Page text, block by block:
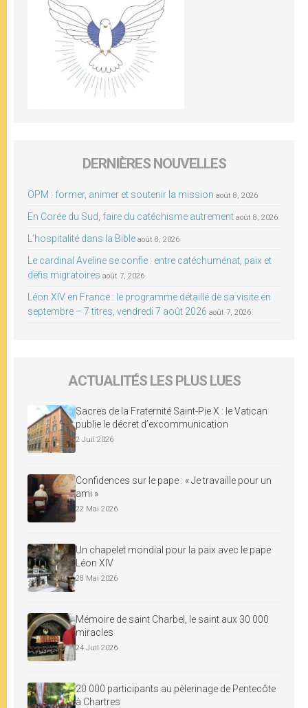
DERNIÈRES NOUVELLES
OPM : former, animer et soutenir la mission août 8, 2026
En Corée du Sud, faire du catéchisme autrement août 8, 2026
L’hospitalité dans la Bible août 8, 2026
Le cardinal Aveline se confie : entre catéchuménat, paix et
défis migratoires août 7, 2026
Léon XIV en France : le programme détaillé de sa visite en
septembre – 7 titres, vendredi 7 août 2026 août 7, 2026
ACTUALITÉS LES PLUS LUES
Sacres de la Fraternité Saint-Pie X : le Vatican
publie le décret d’excommunication
2 Juil 2026
Confidences sur le pape : « Je travaille pour un
ami »
22 Mai 2026
Un chapelet mondial pour la paix avec le pape
Léon XIV
28 Mai 2026
Mémoire de saint Charbel, le saint aux 30 000
miracles
24 Juil 2026
20 000 participants au pèlerinage de Pentecôte
à Chartres